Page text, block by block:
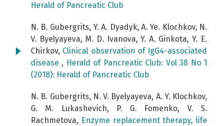
Herald of Pancreatic Club
N. B. Gubergrits, Y. А. Dyadyk, A. Ye. Klochkov, N.
V. Byelyayeva, M. D. Ivanova, Y. А. Ginkota, Y. E.
Chirkov, Clinical observation of IgG4-associated
disease , Herald of Pancreatic Club: Vol 38 No 1
(2018): Herald of Pancreatic Club
N. B. Gubergrits, N. V. Byelyayeva, А. Y. Klochkov,
G. М. Lukashevich, P. G. Fomenko, V. S.
Rachmetova, Enzyme replacement therapy, life